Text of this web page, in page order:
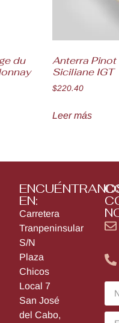
du
Anterra Pinot
Siciliane IGT
$220.40
Leer más
EN:
Carretera
Tranpeninsular
S/N
Plaza
Chicos
Local 7
San José
del Cabo,